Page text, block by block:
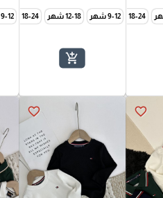
18-24 شهر 2-3 سنة 3-4 سنة 5-6 سنة 9-12 شهر 12-18 شهر 18-24 شهر
add_shopping_cart
9-12 شهر
favorite_border
favorite_border